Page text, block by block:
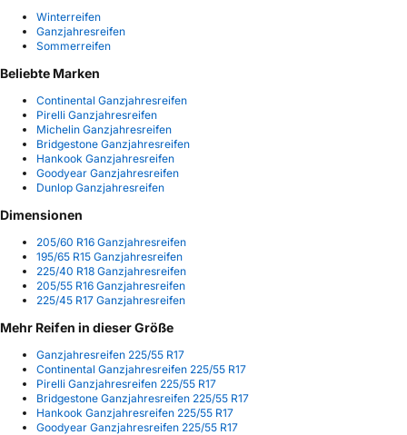
Winterreifen
Ganzjahresreifen
Sommerreifen
Beliebte Marken
Continental Ganzjahresreifen
Pirelli Ganzjahresreifen
Michelin Ganzjahresreifen
Bridgestone Ganzjahresreifen
Hankook Ganzjahresreifen
Goodyear Ganzjahresreifen
Dunlop Ganzjahresreifen
Dimensionen
205/60 R16 Ganzjahresreifen
195/65 R15 Ganzjahresreifen
225/40 R18 Ganzjahresreifen
205/55 R16 Ganzjahresreifen
225/45 R17 Ganzjahresreifen
Mehr Reifen in dieser Größe
Ganzjahresreifen 225/55 R17
Continental Ganzjahresreifen 225/55 R17
Pirelli Ganzjahresreifen 225/55 R17
Bridgestone Ganzjahresreifen 225/55 R17
Hankook Ganzjahresreifen 225/55 R17
Goodyear Ganzjahresreifen 225/55 R17